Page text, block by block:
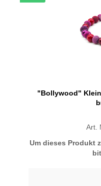
"Bollywood"
Art.
Um dieses Produkt